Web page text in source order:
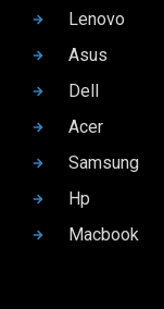
Lenovo
Asus
Dell
Acer
Samsung
Hp
Macbook